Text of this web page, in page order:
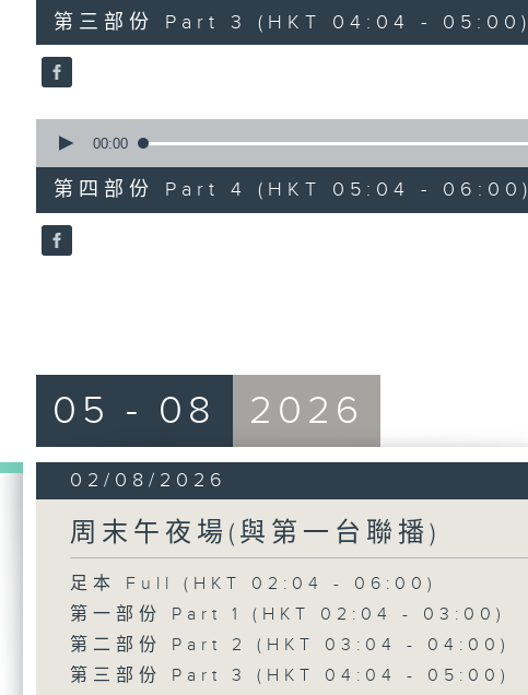
56
minutes,
20
seconds
90%
第三部份 Part 3 (HKT 04:04 - 05:00)
seconds
56
minutes,
10
seconds
90%
00:00
第四部份 Part 4 (HKT 05:04 - 06:00)
05 - 08 2026
02/08/2026
周末午夜場(與第一台聯播)
足本 Full (HKT 02:04 - 06:00)
第一部份 Part 1 (HKT 02:04 - 03:00)
第二部份 Part 2 (HKT 03:04 - 04:00)
第三部份 Part 3 (HKT 04:04 - 05:00)